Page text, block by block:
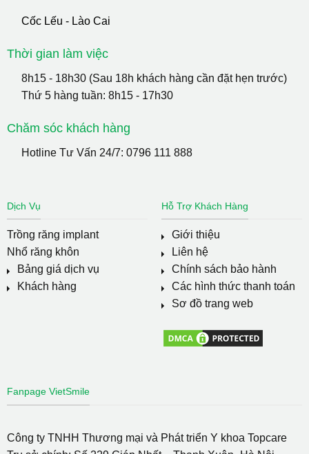
Cốc Lếu - Lào Cai
Thời gian làm việc
8h15 - 18h30 (Sau 18h khách hàng cần đặt hẹn trước)
Thứ 5 hàng tuần: 8h15 - 17h30
Chăm sóc khách hàng
Hotline Tư Vấn 24/7: 0796 111 888
Dịch Vụ
Trồng răng implant
Nhổ răng khôn
Bảng giá dịch vụ
Khách hàng
Hỗ Trợ Khách Hàng
Giới thiệu
Liên hệ
Chính sách bảo hành
Các hình thức thanh toán
Sơ đồ trang web
Fanpage VietSmile
Công ty TNHH Thương mại và Phát triển Y khoa Topcare